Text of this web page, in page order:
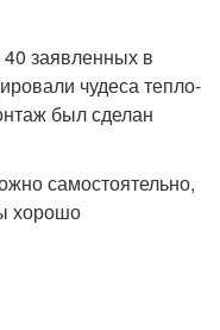
заявленных в
чудеса тепло-
был сделан
самостоятельно,
хорошо